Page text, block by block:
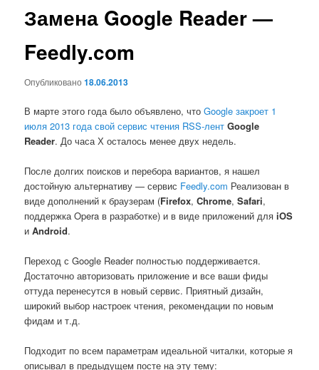
Замена Google Reader —
Feedly.com
Опубликовано18.06.2013
В марте этого года было объявлено, чтоGoogle закроет 1
июля 2013 года свой сервис чтения RSS-лент Google
Reader. До часа Х осталось менее двух недель.
После долгих поисков и перебора вариантов, я нашел
достойную альтернативу — сервис Feedly.com Реализован в
виде дополнений к браузерам (Firefox,Chrome,Safari,
поддержка Opera в разработке) и в виде приложений дляiOS
иAndroid.
Переход с Google Reader полностью поддерживается.
Достаточно авторизовать приложение и все ваши фиды
оттуда перенесутся в новый сервис. Приятный дизайн,
широкий выбор настроек чтения, рекомендации по новым
фидам и т.д.
Подходит по всем параметрам идеальной читалки, которые я
описывал в предыдущем посте на эту тему: